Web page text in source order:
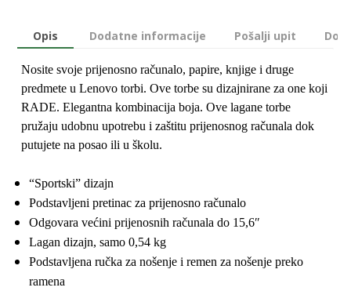
Opis Dodatne informacije Pošalji upit
Nosite svoje prijenosno računalo, papire, knjige i druge
predmete u Lenovo torbi. Ove torbe su dizajnirane za one koji
RADE. Elegantna kombinacija boja. Ove lagane torbe
pružaju udobnu upotrebu i zaštitu prijenosnog računala dok
putujete na posao ili u školu.
“Sportski” dizajn
Podstavljeni pretinac za prijenosno računalo
Odgovara većini prijenosnih računala do 15,6″
Lagan dizajn, samo 0,54 kg
Podstavljena ručka za nošenje i remen za nošenje preko
ramena